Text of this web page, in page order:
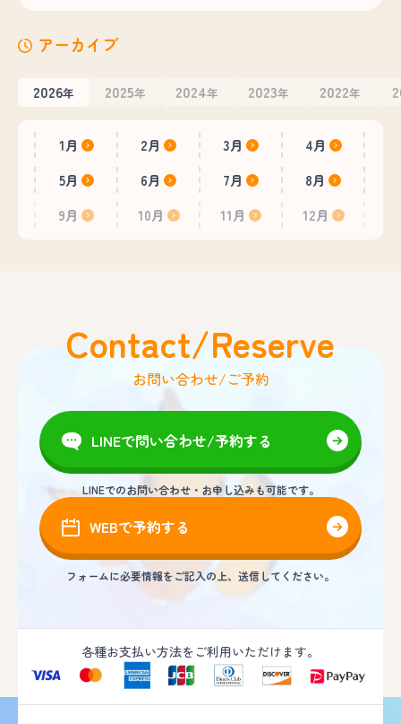
アーカイブ
2026年 2025年 2024年 2023年 2022年
1月 2月 3月
4月
5月
6月 7月
8月
9月
10月 11月 12月
Contact/Reserve
お問い合わせ/ご予約
LINEで問い合わせ/予約する
LINEでのお問い合わせ・お申し込みも可能です。
WEBで予約する
フォームに必要情報をご記入の上、送信してください。
各種お支払い方法をご利用いただけます。